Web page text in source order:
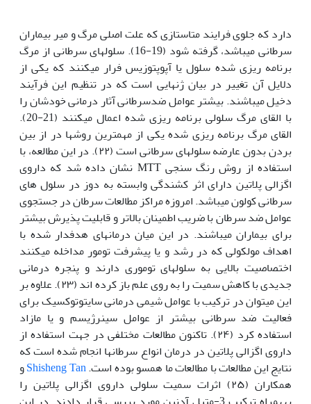
دارد که جلوی فرایند متاستازی که علت اصلی مرگ و میر بیماران
سرطانی می‫باشد، گرفته شود (19-16). سلول‫های سرطانی از مرگ
برنامه ریزی شده سلول یا آپوپتوزیس فرار می‫کنند که یکی از
دلایل آن تغییر در بیان ژن‫هایی است که در تنظیم این فرآیند
دخیل می‫باشند. بیشتر عوامل ضدسرطانی آثار درمانی خودشان را
با القای مرگ سلولی برنامه ریزی شده اعمال می‫کنند (21-20).
القای مرگ برنامه ریزی شده یکی از مهم‫ترین روش‫ها در از بین
بردن بدون عارضه سلول‫های سرطانی است (۲۲). در این مطالعه، با
استفاده از روش رنگ سنجی MTT نشان داده شد که داروی
اگزالی پلاتین دارای اثر کشندگی وابسته به دوز در سلول های
سرطانی کولون می‫باشد. امروزه مراکز مطالعات سرطان در جستجوی
عوامل ضد سرطان با ضریب اطمینان بالاتر و قابلیت پذیرش بیشتر
برای بیماران می‫باشند. در این میان درمان‫های هدف‫دار شده با
اهداف مولکولی که در رشد و یا پیشرفت تومور مداخله می‫کنند
اختصاصیت بالایی به سلول‫های توموری دارند و پنجره درمانی
جدیدی با کاهش سمیت را به‫ روی علم باز کرده اند (۲۳). علاوه بر
این می‫توان در ترکیب با عوامل شیمی درمانی سایتوتوکسیک برای
فعالیت ضد سرطانی بیشتر از عوامل سینرژیسم و یا مازاد
استفاده کرد (۲۴). تاکنون مطالعات مختلفی در جهت استفاده از
داروی اگزالی پلاتین در درمان انواع سرطان‫ها انجام شده است که
نتایج این مطالعات با مطالعات ما همسو بوده است.Shisheng Tanو
همکاران (۲۵) اثرات سمیت سلولی داروی اگزالی پلاتین را